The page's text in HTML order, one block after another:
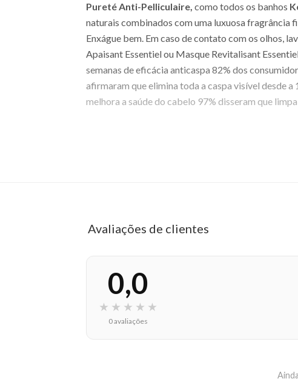
Pureté Anti-Pelliculaire, como todos os banhos
naturais combinados com uma luxuosa fragrância
Enxágue bem. Em caso de contato com os olhos,
Apaisant Essentiel ou Masque Revitalisant
semanas de eficácia anticaspa 82% dos
afirmaram que elimina toda a caspa visível desde
melhora a saúde do cabelo 97% disseram que
Avaliações de clientes
0,0
★ ★ ★ ★ ★
0 avaliações